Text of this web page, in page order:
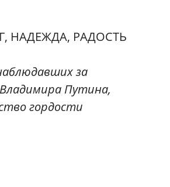
НАДЕЖДА, РАДОСТЬ
за
Путина,
гордости